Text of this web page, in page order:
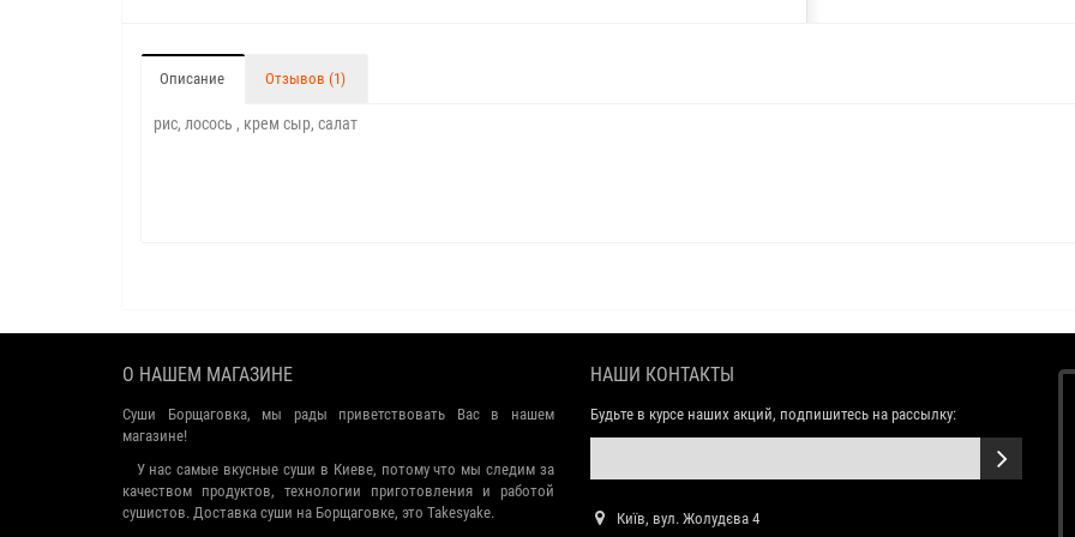
Описание Отзывов (1)
рис, лосось , крем сыр, салат
О НАШЕМ МАГАЗИНЕ
Суши Борщаговка, мы рады приветствовать Вас в нашем
магазине!
У нас самые вкусные суши в Киеве, потому что мы следим за
качеством продуктов, технологии приготовления и работой
сушистов. Доставка суши на Борщаговке, это Takesyake.
НАШИ КОНТАКТЫ
Будьте в курсе наших акций, подпишитесь на рассылку:
Київ, вул. Жолудєва 4